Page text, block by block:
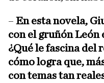
– En esta novela,
con el gruñón León
¿Qué le fascina del
cómo logra que,
con temas tan